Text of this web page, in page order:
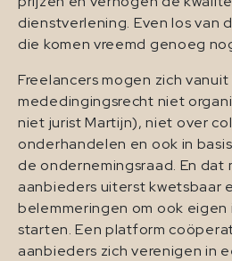
dienstverlening. Even los van
die komen vreemd genoeg
Freelancers mogen zich
mededingingsrecht niet
niet jurist Martijn), niet over
onderhandelen en ook in
de ondernemingsraad. En dat
aanbieders uiterst kwetsbaar
belemmeringen om ook
starten. Een platform
aanbieders zich verenigen in